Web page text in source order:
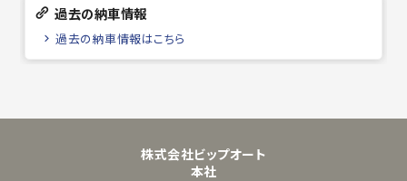
過去の納車情報
過去の納車情報はこちら
株式会社ビップオート
本社